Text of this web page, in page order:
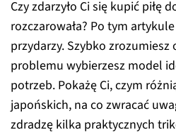
Czy zdarzyło Ci się kupić piłę
rozczarowała? Po tym
przydarzy. Szybko zrozumiesz
problemu wybierzesz model
potrzeb. Pokażę Ci, czym
japońskich, na co zwracać
zdradzę kilka praktycznych